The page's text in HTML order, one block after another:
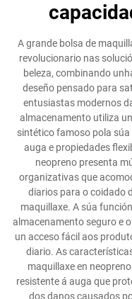
A grande bolsa de
revolucionario nas
beleza, combinando
deseño pensado para
entusiastas modernos
almacenamento utiliza
sintético famoso pola
auga e propiedades
neopreno presenta
organizativas que
diarios para o coidado
maquillaxe. A súa
almacenamento seguro e
un acceso fácil aos
diario. As
maquillaxe en
resistente á auga que
dos danos causados